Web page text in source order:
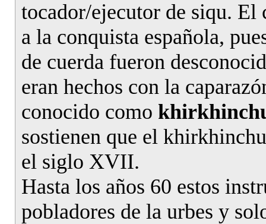
tocador/ejecutor de siqu. El
a la conquista española,
de cuerda fueron
eran hechos con la
conocido como
sostienen que el
el siglo XVII.
Hasta los años 60 estos
pobladores de la urbes y